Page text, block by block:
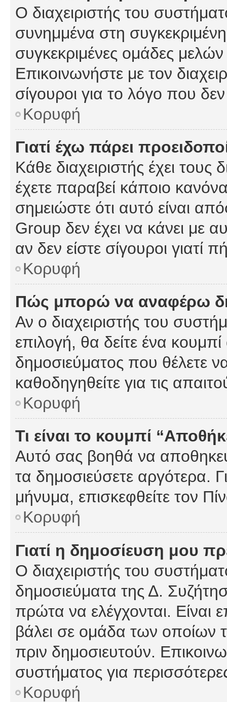
Ο διαχειριστής του
συνημμένα στη
συγκεκριμένες ομάδες
Επικοινωνήστε με τον
σίγουροι για το λόγο που
Κορυφή
Γιατί έχω πάρει
Κάθε διαχειριστής έχει
έχετε παραβεί κάποιο
σημειώστε ότι αυτό είναι
Group δεν έχει να κάνει με
αν δεν είστε σίγουροι γιατί
Κορυφή
Πώς μπορώ να αναφέρω
Αν ο διαχειριστής του
επιλογή, θα δείτε ένα
δημοσιεύματος που θέλετε
καθοδηγηθείτε για τις
Κορυφή
Τι είναι το κουμπί
Αυτό σας βοηθά να
τα δημοσιεύσετε αργότερα.
μήνυμα, επισκεφθείτε τον
Κορυφή
Γιατί η δημοσίευση μου
Ο διαχειριστής του
δημοσιεύματα της Δ.
πρώτα να ελέγχονται. Είναι
βάλει σε ομάδα των οποίων
πριν δημοσιευτούν.
συστήματος για
Κορυφή